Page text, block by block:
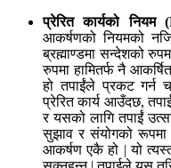
प्रेरित कार्यको नियम (
आकर्षणको नियमको
ब्रह्माण्डमा सन्देशको
रुपमा हामितर्फ नै
हो तपाईंले प्रकट गर्न
प्रेरित कार्य आउँदछ,
र यसको लागि तपाईं
सुझाव र संयोगको
आकर्षण एकै हो | यो